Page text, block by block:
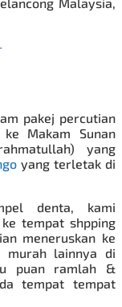
pakej percutian
Makam Sunan
yang
yang terletak di
denta, kami
tempat shpping
meneruskan ke
murah lainnya di
puan ramlah &
tempat tempat